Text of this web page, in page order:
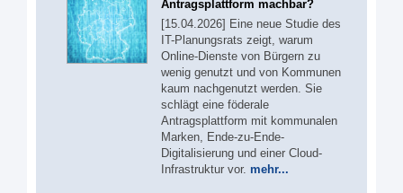
Antragsplattform machbar?
[15.04.2026] Eine neue Studie des
IT-Planungsrats zeigt, warum
Online-Dienste von Bürgern zu
wenig genutzt und von Kommunen
kaum nachgenutzt werden. Sie
schlägt eine föderale
Antragsplattform mit kommunalen
Marken, Ende-zu-Ende-
Digitalisierung und einer Cloud-
Infrastruktur vor. mehr...